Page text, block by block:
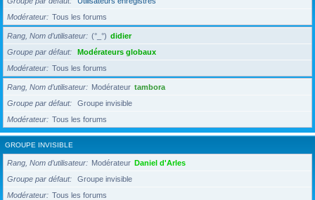
Modérateur
Tous les forums
Rang, Nom d’utilisateur (°_°) didier
Groupe par défaut
Modérateurs globaux
Modérateur
Tous les forums
Rang, Nom d’utilisateur Modérateur tambora
Groupe par défaut
Groupe invisible
Modérateur
Tous les forums
GROUPE INVISIBLE
Rang, Nom d’utilisateur Modérateur Daniel d'Arles
Groupe par défaut
Groupe invisible
Modérateur
Tous les forums